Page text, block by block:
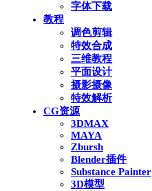
字体下载
教程
调色剪辑
特效合成
三维教程
平面设计
摄影摄像
特效解析
CG资源
3DMAX
MAYA
Zbursh
Blender插件
Substance Painter
3D模型